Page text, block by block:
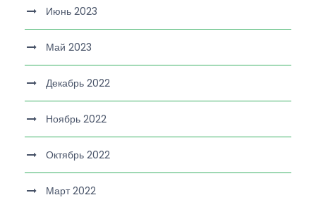
Июнь 2023
Май 2023
Декабрь 2022
Ноябрь 2022
Октябрь 2022
Март 2022